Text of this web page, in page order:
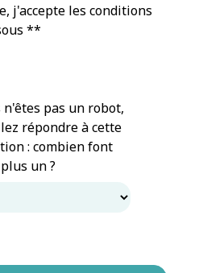
j'accepte les conditions
**
n'êtes pas un robot,
répondre à cette
: combien font
un ?